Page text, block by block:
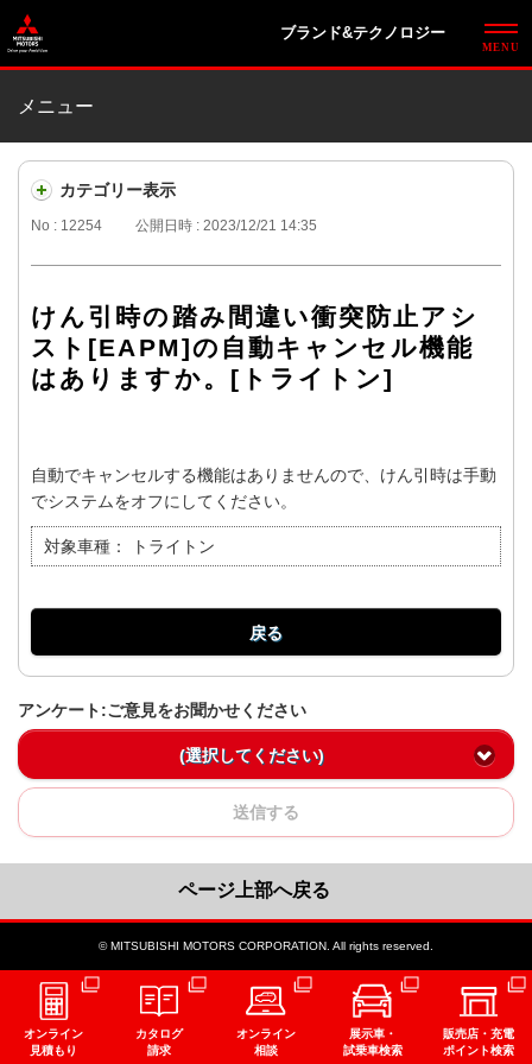
ブランド&テクノロジー
メニュー
カテゴリー表示
No : 12254 公開日時 : 2023/12/21 14:35
けん引時の踏み間違い衝突防止アシ
スト[EAPM]の自動キャンセル機能
はありますか。[トライトン]
自動でキャンセルする機能はありませんので、けん引時は手動
でシステムをオフにしてください。
対象車種： トライトン
戻る
アンケート:ご意見をお聞かせください
(選択してください)
送信する
ページ上部へ戻る
© MITSUBISHI MOTORS CORPORATION. All rights reserved.
オンライン
見積もり
カタログ
請求
オンライン
相談
展示車・
試乗車検索
販売店・充電
ポイント検索